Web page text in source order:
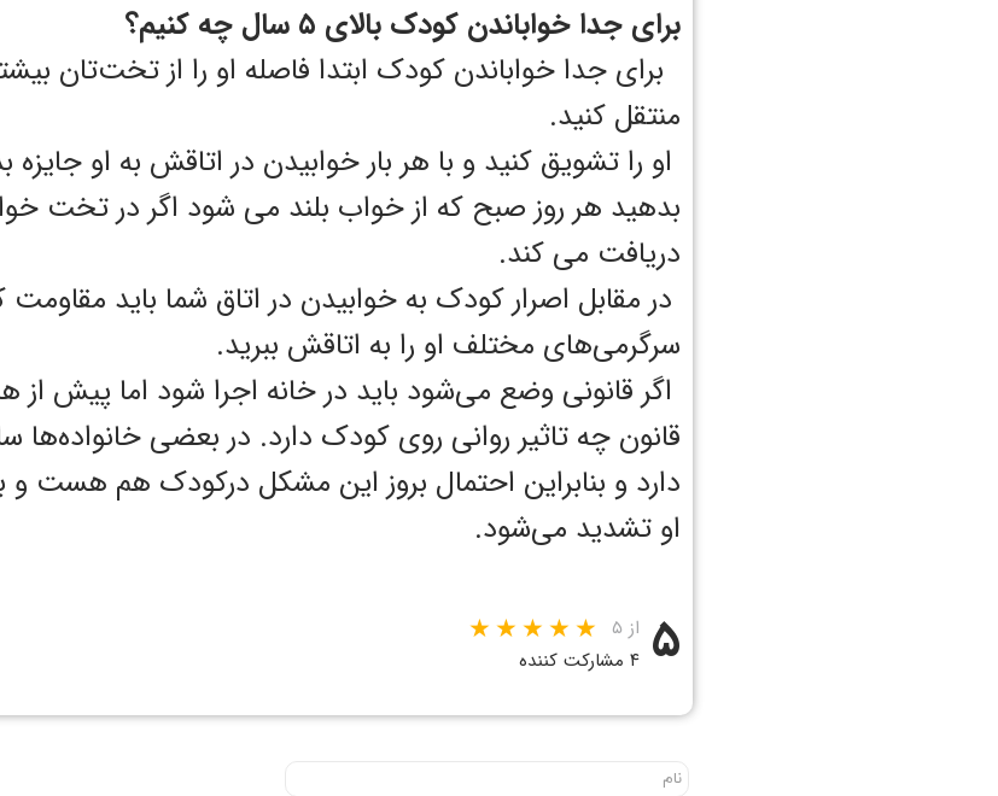
برای جدا خواباندن کودک بالای ۵ سال چه کنیم؟
برای جدا خواباندن کودک ابتدا فاصله او را از تخت‌تان
منتقل کنید.
او را تشویق کنید و با هر بار خوابیدن در اتاقش به او
بدهید هر روز صبح که از خواب بلند می شود اگر در
دریافت می کند.
در مقابل اصرار کودک به خوابیدن در اتاق شما باید
سرگرمی‌های مختلف او را به اتاقش ببرید.
اگر قانونی وضع می‌شود باید در خانه اجرا شود اما پیش از
قانون چه تاثیر روانی روی کودک دارد. در بعضی خانواده‌ها
دارد و بنابراین احتمال بروز این مشکل درکودک هم هست و
او تشدید می‌شود.
۵ از ۵
۴ مشارکت کننده